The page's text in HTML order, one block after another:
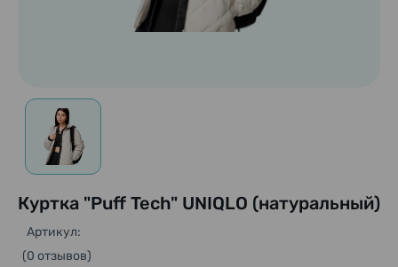
Куртка "Puff Tech" UNIQLO (натуральный)
(0 отзывов)
Артикул: